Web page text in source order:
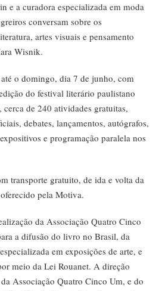
e a curadora especializada em moda
conversam sobre os
artes visuais e pensamento
Wisnik.
o domingo, dia 7 de junho, com
do festival literário paulistano
de 240 atividades gratuitas,
debates, lançamentos, autógrafos,
e programação paralela nos
transporte gratuito, de ida e volta da
pela Motiva.
da Associação Quatro Cinco
a difusão do livro no Brasil, da
em exposições de arte, e
meio da Lei Rouanet. A direção
Associação Quatro Cinco Um, e do